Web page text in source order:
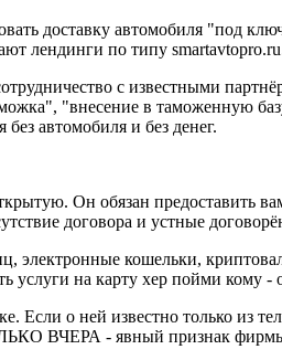
доставку автомобиля "под
лендинги по типу
с известными
"внесение в таможенную
автомобиля и без денег.
Он обязан предоставить
договора и устные
электронные кошельки,
услуги на карту хер пойми кому -
Если о ней известно только из
ВЧЕРА - явный признак